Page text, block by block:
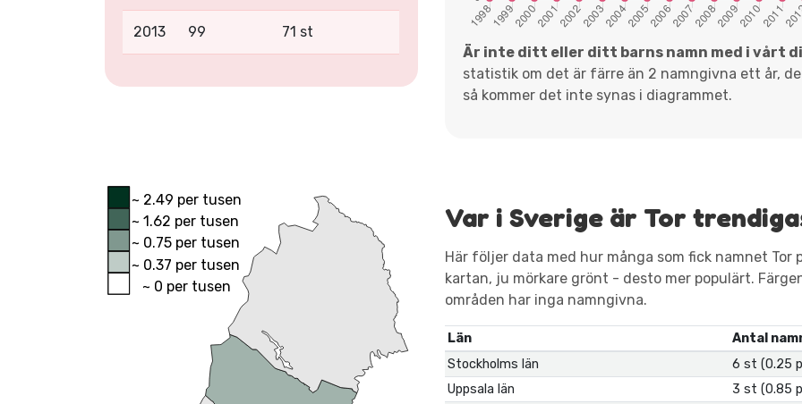
2013 99 71 st
Är inte ditt eller ditt barns namn med i vårt
statistik om det är färre än 2 namngivna ett år,
så kommer det inte synas i diagrammet.
~ 2.49 per tusen
~ 1.62 per tusen
~ 0.75 per tusen
~ 0.37 per tusen
~ 0 per tusen
Var i Sverige är Tor
Här följer data med hur många som fick namnet Tor
kartan, ju mörkare grönt - desto mer populärt.
områden har inga namngivna.
Län
Antal
Stockholms län
6 st (0.25
Uppsala län
3 st (0.85